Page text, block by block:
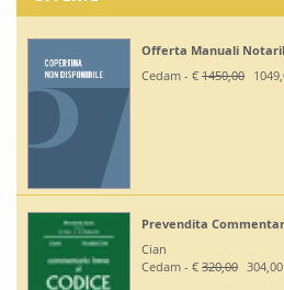
Offerta Manuali
Cedam - € 1450,00
Prevendita
Cian
Cedam - € 320,00 304,00